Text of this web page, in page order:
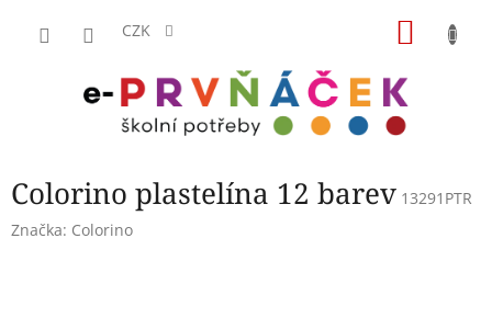
CZK
Colorino plastelína 12 barev 13291PTR
Značka: Colorino